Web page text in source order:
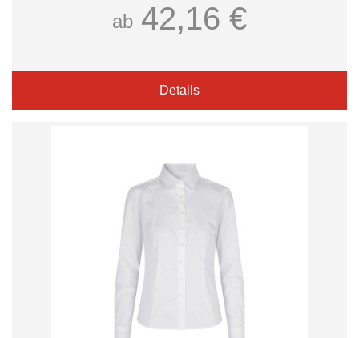
ab 42,16 €
Details